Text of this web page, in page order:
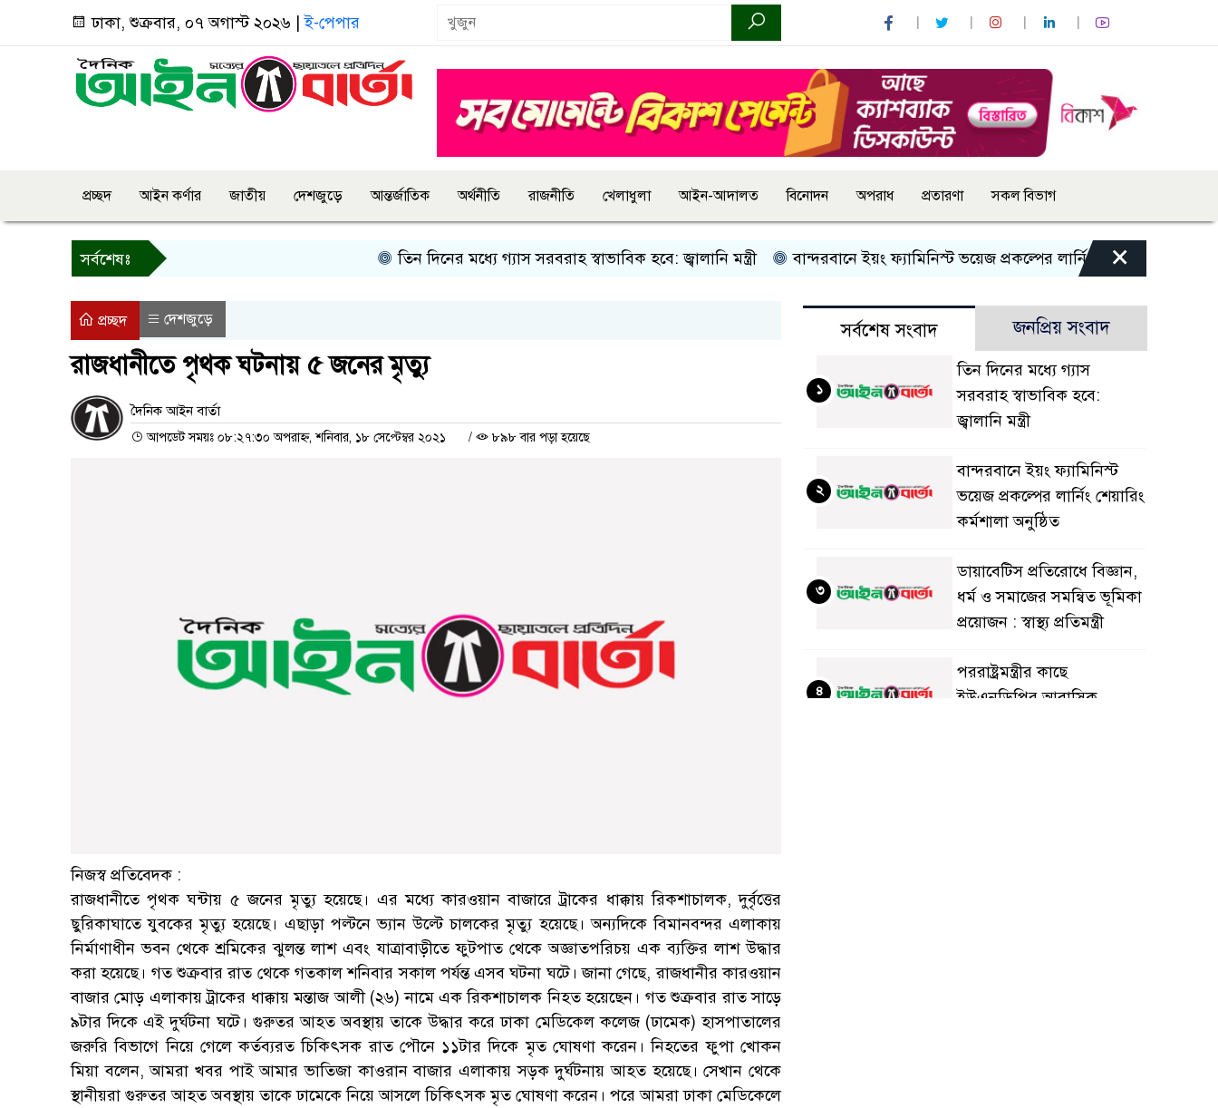
ঢাকা, শুক্রবার, ০৭ অগাস্ট ২০২৬ |ই-পেপার
প্রচ্ছদ আইন কর্ণার জাতীয় দেশজুড়ে আন্তর্জাতিক অর্থনীতি রাজনীতি খেলাধুলা আইন-আদালত বিনোদন অপরাধ প্রতারণা সকল বিভাগ
সর্বশেষঃ তিন দিনের মধ্যে গ্যাস সরবরাহ স্বাভাবিক হবে: জ্বালানি মন্ত্রী বান্দরবানে ইয়ং ফ্যামিনিস্ট ভয়েজ প্রকল্পের লার্নিং শেয়ারিং কর্মশালা অনুষ্ঠিত
×
প্রচ্ছদ দেশজুড়ে
রাজধানীতে পৃথক ঘটনায় ৫ জনের মৃত্যু
দৈনিক আইন বার্তা
আপডেট সময়ঃ ০৮:২৭:৩০ অপরাহ্ন, শনিবার, ১৮ সেপ্টেম্বর ২০২১ / ৮৯৮ বার পড়া হয়েছে
নিজস্ব প্রতিবেদক :
রাজধানীতে পৃথক ঘন্টায় ৫ জনের মৃত্যু হয়েছে। এর মধ্যে কারওয়ান বাজারে ট্রাকের ধাক্কায় রিকশাচালক, দুর্বৃত্তের
ছুরিকাঘাতে যুবকের মৃত্যু হয়েছে। এছাড়া পল্টনে ভ্যান উল্টে চালকের মৃত্যু হয়েছে। অন্যদিকে বিমানবন্দর এলাকায়
নির্মাণাধীন ভবন থেকে শ্রমিকের ঝুলন্ত লাশ এবং যাত্রাবাড়ীতে ফুটপাত থেকে অজ্ঞাতপরিচয় এক ব্যক্তির লাশ উদ্ধার
করা হয়েছে। গত শুক্রবার রাত থেকে গতকাল শনিবার সকাল পর্যন্ত এসব ঘটনা ঘটে। জানা গেছে, রাজধানীর কারওয়ান
বাজার মোড় এলাকায় ট্রাকের ধাক্কায় মন্তাজ আলী (২৬) নামে এক রিকশাচালক নিহত হয়েছেন। গত শুক্রবার রাত সাড়ে
৯টার দিকে এই দুর্ঘটনা ঘটে। গুরুতর আহত অবস্থায় তাকে উদ্ধার করে ঢাকা মেডিকেল কলেজ (ঢামেক) হাসপাতালের
জরুরি বিভাগে নিয়ে গেলে কর্তব্যরত চিকিৎসক রাত পৌনে ১১টার দিকে মৃত ঘোষণা করেন। নিহতের ফুপা খোকন
মিয়া বলেন, আমরা খবর পাই আমার ভাতিজা কাওরান বাজার এলাকায় সড়ক দুর্ঘটনায় আহত হয়েছে। সেখান থেকে
স্থানীয়রা গুরুতর আহত অবস্থায় তাকে ঢামেকে নিয়ে আসলে চিকিৎসক মৃত ঘোষণা করেন। পরে আমরা ঢাকা মেডিকেলে
সর্বশেষ সংবাদ জনপ্রিয় সংবাদ
তিন দিনের মধ্যে গ্যাস
সরবরাহ স্বাভাবিক হবে:
জ্বালানি মন্ত্রী
১
বান্দরবানে ইয়ং ফ্যামিনিস্ট
ভয়েজ প্রকল্পের লার্নিং শেয়ারিং
কর্মশালা অনুষ্ঠিত
২
ডায়াবেটিস প্রতিরোধে বিজ্ঞান,
ধর্ম ও সমাজের সমন্বিত ভূমিকা
প্রয়োজন : স্বাস্থ্য প্রতিমন্ত্রী
৩
পররাষ্ট্রমন্ত্রীর কা‌ছে
ইউএনডিপির আবাসিক
৪